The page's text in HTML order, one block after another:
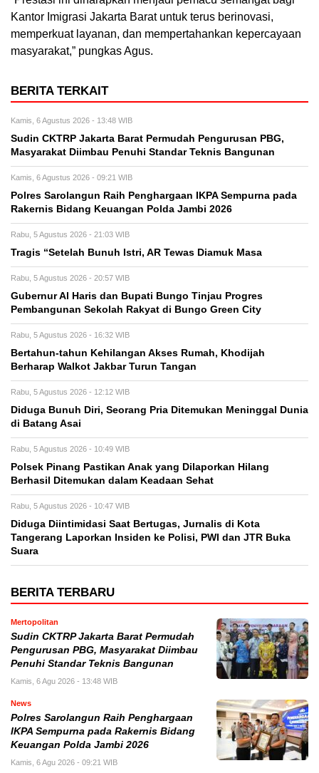
Kantor Imigrasi Jakarta Barat untuk terus berinovasi,
memperkuat layanan, dan mempertahankan kepercayaan
masyarakat,” pungkas Agus.
BERITA TERKAIT
Kamis, 6 Agustus 2026 - 13:48 WIB
Sudin CKTRP Jakarta Barat Permudah Pengurusan PBG,
Masyarakat Diimbau Penuhi Standar Teknis Bangunan
Kamis, 6 Agustus 2026 - 09:21 WIB
Polres Sarolangun Raih Penghargaan IKPA Sempurna pada
Rakernis Bidang Keuangan Polda Jambi 2026
Rabu, 5 Agustus 2026 - 21:03 WIB
Tragis “Setelah Bunuh Istri, AR Tewas Diamuk Masa
Rabu, 5 Agustus 2026 - 20:57 WIB
​Gubernur Al Haris dan Bupati Bungo Tinjau Progres
Pembangunan Sekolah Rakyat di Bungo Green City
Rabu, 5 Agustus 2026 - 16:32 WIB
Bertahun-tahun Kehilangan Akses Rumah, Khodijah
Berharap Walkot Jakbar Turun Tangan
Rabu, 5 Agustus 2026 - 12:12 WIB
Diduga Bunuh Diri, Seorang Pria Ditemukan Meninggal Dunia
di Batang Asai
Rabu, 5 Agustus 2026 - 10:49 WIB
Polsek Pinang Pastikan Anak yang Dilaporkan Hilang
Berhasil Ditemukan dalam Keadaan Sehat
Rabu, 5 Agustus 2026 - 10:47 WIB
Diduga Diintimidasi Saat Bertugas, Jurnalis di Kota
Tangerang Laporkan Insiden ke Polisi, PWI dan JTR Buka
Suara
BERITA TERBARU
Mertopolitan
Sudin CKTRP Jakarta Barat Permudah
Pengurusan PBG, Masyarakat Diimbau
Penuhi Standar Teknis Bangunan
Kamis, 6 Agu 2026 - 13:48 WIB
News
Polres Sarolangun Raih Penghargaan
IKPA Sempurna pada Rakernis Bidang
Keuangan Polda Jambi 2026
Kamis, 6 Agu 2026 - 09:21 WIB